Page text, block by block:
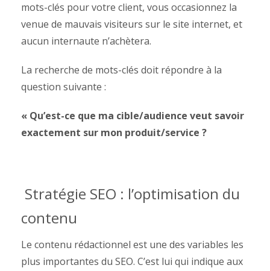
mots-clés pour votre client, vous occasionnez la
venue de mauvais visiteurs sur le site internet, et
aucun internaute n’achètera.
La recherche de mots-clés doit répondre à la
question suivante :
« Qu’est-ce que ma cible/audience veut savoir
exactement sur mon produit/service ?
Stratégie SEO : l’optimisation du
contenu
Le contenu rédactionnel est une des variables les
plus importantes du SEO. C’est lui qui indique aux